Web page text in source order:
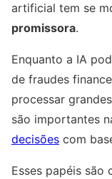
artificial tem se
promissora.
Enquanto a IA
de fraudes
processar
são importantes
decisões com
Esses papéis são